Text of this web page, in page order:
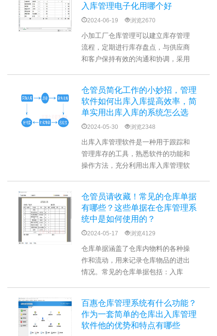
入库管理电子化用哪个好
2024-06-19 浏览2670
小加工厂仓库管理可以建立库存管理
流程，定期进行库存盘点，与供应商
和客户保持有效的沟通和协调，采用
数据库系统来记录和管理库存，或者
使用简单易用的库存管理软件，如：
仓库管理系统等，规模上来了再考虑
综合性的ERP系统。
仓管员简化工作的小妙招，管理
软件如何出库入库提高效率，简
单实用出库入库的系统怎么选
2024-05-30 浏览2348
出库入库管理软件是一种用于跟踪和
管理库存的工具，熟悉软件的功能和
操作方法，充分利用出库入库管理软
帮助组织更好地管理库存、优化供应
链和提高效率。
仓管员请收藏！常见的仓库单据
有哪些？这些单据在仓库管理系
统中是如何使用的？
2024-05-17 浏览4129
仓库单据涵盖了仓库内物料的各种操
作和流动，用来记录仓库物品的进出
情况。常见的仓库单据包括：入库
库单据，实现流程化管理，实现对库
存流动的全面管理和控制。
百惠仓库管理系统有什么功能？
作为一套简单的仓库出入库管理
软件他的优势和特点有哪些